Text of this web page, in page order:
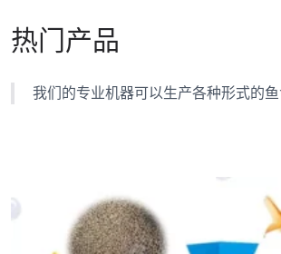
热门产品
我们的专业机器可以生产各种形式的鱼